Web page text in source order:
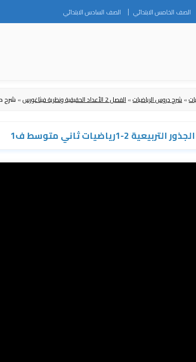
Skip
to
الصف الخامس الابتدائي الصف السادس الابتدائي
»شرح دروس الرياضيات»الفصل 2 الأعداد الحقيقية ونظرية فيثاغورس » شرح درس
2-1رياضيات ثاني متوسط ف1